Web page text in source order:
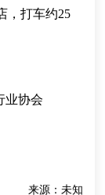
，打车约25
业协会
来源：未知